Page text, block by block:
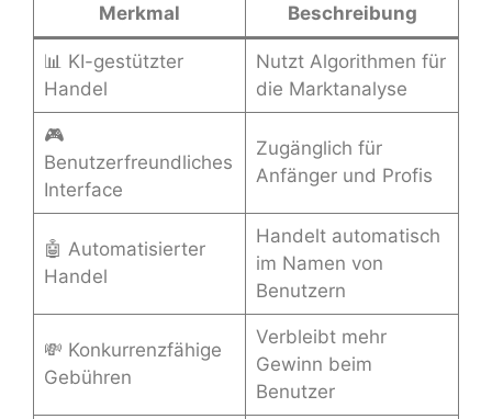
Merkmal Beschreibung
📊 KI-gestützter
Handel
Nutzt Algorithmen für
die Marktanalyse
🎮
Benutzerfreundliches
Interface
Zugänglich für
Anfänger und Profis
🤖 Automatisierter
Handel
Handelt automatisch
im Namen von
Benutzern
💸 Konkurrenzfähige
Gebühren
Verbleibt mehr
Gewinn beim
Benutzer